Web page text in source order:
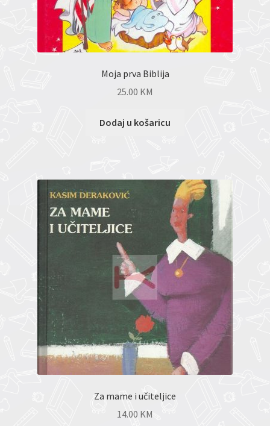
Moja prva Biblija
25.00 KM
Dodaj u košaricu
Za mame i učiteljice
14.00 KM